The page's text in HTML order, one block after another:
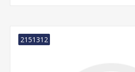
2151312